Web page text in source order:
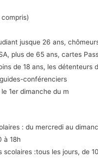
jusque 26 ans,
plus de 65 ans, cartes
de 18 ans, les détenteurs
conférenciers
1er dimanche du m
: du mercredi au
à 18h
scolaires :tous les jours, de